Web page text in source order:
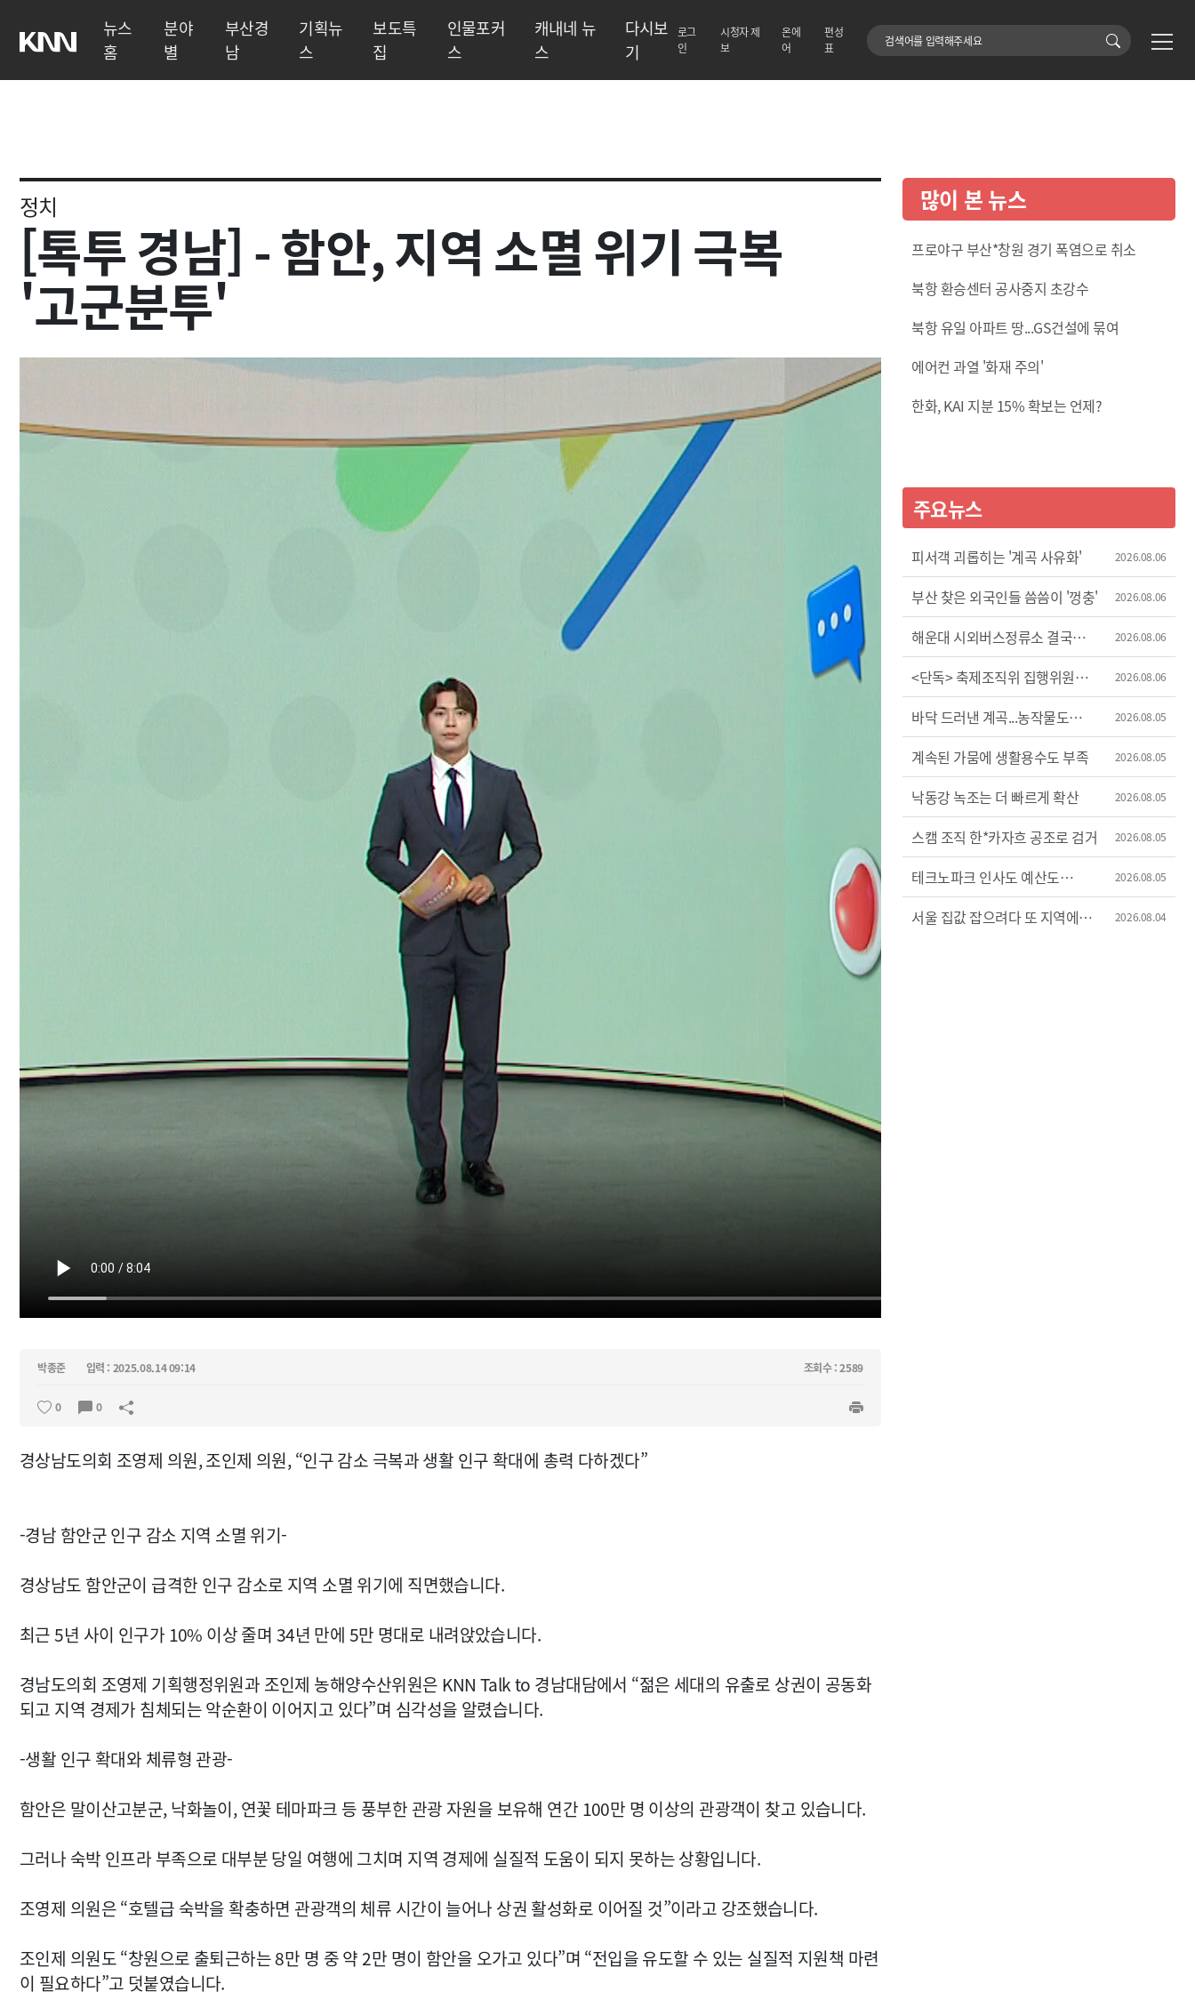
뉴스
홈
분야
별
부산경
남
기획뉴
스
보도특
집
인물포커
스
캐내네 뉴
스
다시보
기
로그
인
시청자 제
보
온에
어
편성
표
검색어
정치
[톡투 경남] - 함안, 지역 소멸 위기 극복
'고군분투'
박종준 입력 : 2025.08.14 09:14 조회수 : 2589
0 0
경상남도의회 조영제 의원, 조인제 의원, “인구 감소 극복과 생활 인구 확대에 총력 다하겠다”
-경남 함안군 인구 감소 지역 소멸 위기-
경상남도 함안군이 급격한 인구 감소로 지역 소멸 위기에 직면했습니다.
최근 5년 사이 인구가 10% 이상 줄며 34년 만에 5만 명대로 내려앉았습니다.
경남도의회 조영제 기획행정위원과 조인제 농해양수산위원은 KNN Talk to 경남대담에서 “젊은 세대의 유출로 상권이 공동화
되고 지역 경제가 침체되는 악순환이 이어지고 있다”며 심각성을 알렸습니다.
-생활 인구 확대와 체류형 관광-
함안은 말이산고분군, 낙화놀이, 연꽃 테마파크 등 풍부한 관광 자원을 보유해 연간 100만 명 이상의 관광객이 찾고 있습니다.
그러나 숙박 인프라 부족으로 대부분 당일 여행에 그치며 지역 경제에 실질적 도움이 되지 못하는 상황입니다.
조영제 의원은 “호텔급 숙박을 확충하면 관광객의 체류 시간이 늘어나 상권 활성화로 이어질 것”이라고 강조했습니다.
조인제 의원도 “창원으로 출퇴근하는 8만 명 중 약 2만 명이 함안을 오가고 있다”며 “전입을 유도할 수 있는 실질적 지원책 마련
이 필요하다”고 덧붙였습니다.
많이 본 뉴스
프로야구 부산*창원 경기 폭염으로 취소
북항 환승센터 공사중지 초강수
북항 유일 아파트 땅...GS건설에 묶여
에어컨 과열 '화재 주의'
한화, KAI 지분 15% 확보는 언제?
주요뉴스
피서객 괴롭히는 '계곡 사유화' 2026.08.06
부산 찾은 외국인들 씀씀이 '껑충' 2026.08.06
해운대 시외버스정류소 결국
이전
2026.08.06
<단독> 축제조직위 집행위원장
'허위 신고'?
2026.08.06
바닥 드러낸 계곡...농작물도
'시들'
2026.08.05
계속된 가뭄에 생활용수도 부족 2026.08.05
낙동강 녹조는 더 빠르게 확산 2026.08.05
스캠 조직 한*카자흐 공조로 검거 2026.08.05
테크노파크 인사도 예산도
'제멋대로'
2026.08.05
서울 집값 잡으려다 또 지역에
2026.08.04